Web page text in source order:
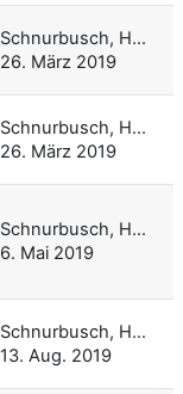
Schnurbusch, Harald
26. März 2019
Schnurbusch, Harald
26. März 2019
Schnurbusch, Harald
6. Mai 2019
Schnurbusch, Harald
13. Aug. 2019